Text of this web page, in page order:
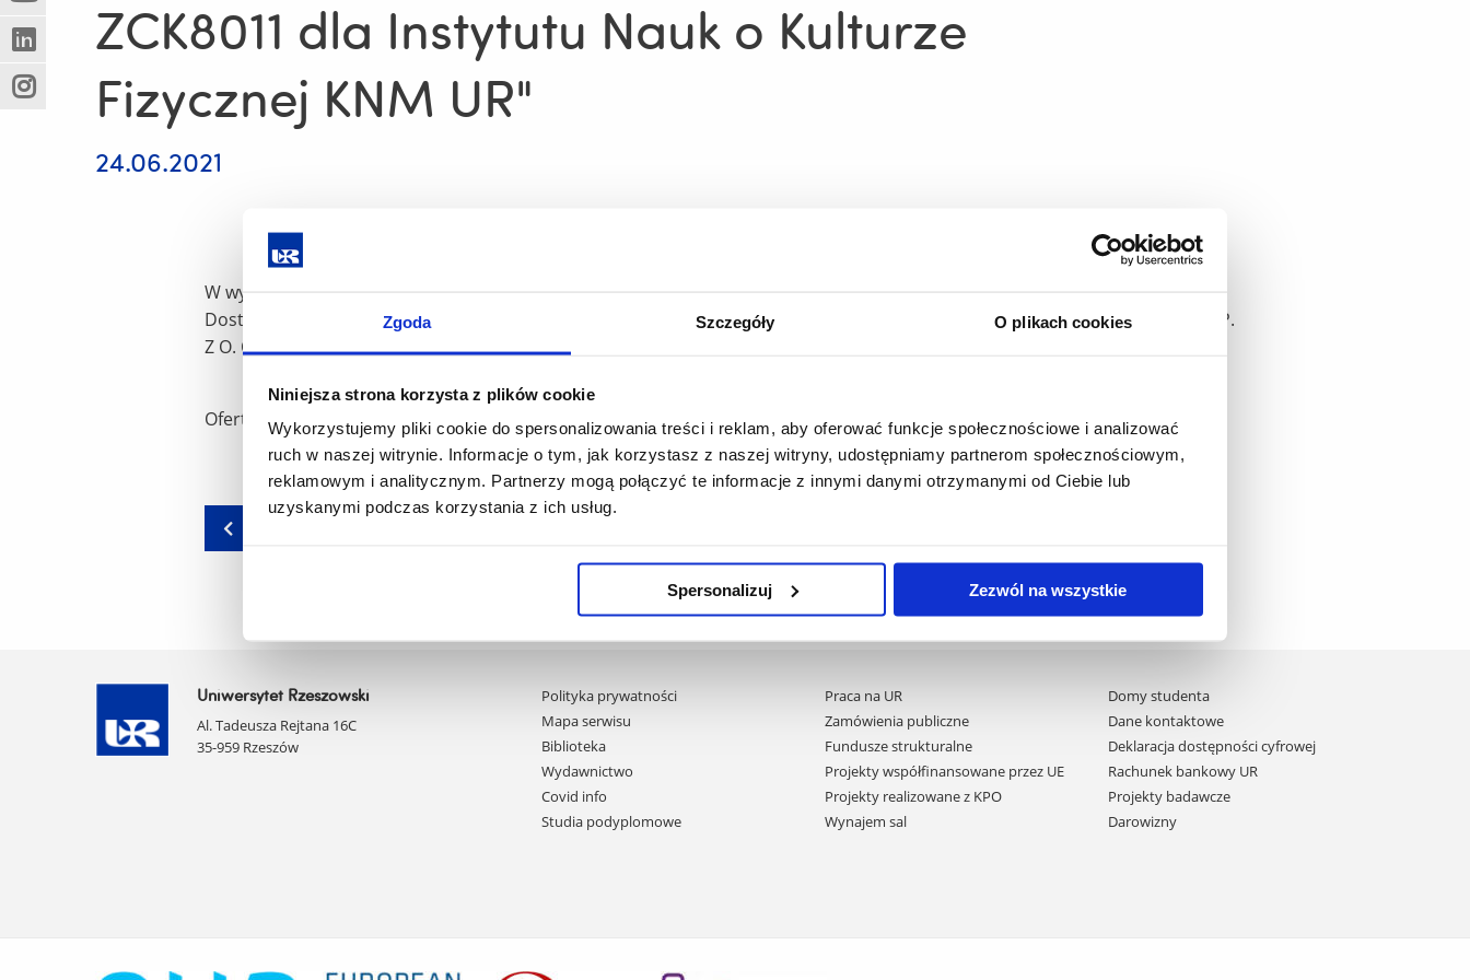
Zgoda Szczegóły O plikach cookies
Niniejsza strona korzysta z plików cookie
Wykorzystujemy pliki cookie do spersonalizowania treści i reklam, aby oferować funkcje społecznościowe i analizować
ruch w naszej witrynie. Informacje o tym, jak korzystasz z naszej witryny, udostępniamy partnerom społecznościowym,
reklamowym i analitycznym. Partnerzy mogą połączyć te informacje z innymi danymi otrzymanymi od Ciebie lub
uzyskanymi podczas korzystania z ich usług.
Spersonalizuj Zezwól na wszystkie
innej
strony)
okno)
do
innej
strony)
(Nowe
okno)
(Link
do
innej
(Nowe
(Link
ZCK8011 dla Instytutu Nauk o Kulturze
Fizycznej KNM UR"
24.06.2021
W wyniku postępowania prowadzonego na podstawie zapytania ofertowego z dnia 18.06.2021r. którego przedmiotem była: "
Dostawa czajnika elektrycznego Zelmer ZCK8011 dla Instytutu Nauk o Kulturze Fizycznej KNM UR", wybrano firmę
INLAGO SP.
Z O. O., ul. Krzyżanowskiego 6/a, 35-328 Rzeszów, NIP 813-33-31-504.
Oferta najkorzystniejsza na podstawie kryteriów oceny ofert określonych w zapytaniu ofertowym.
Uniwersytet Rzeszowski
Al. Tadeusza Rejtana 16C
35-959 Rzeszów
Pomiń
nawigację
i
przejdź
do
treści
Polityka prywatności
Mapa serwisu
Biblioteka
Wydawnictwo
Covid info
Studia podyplomowe
Praca na UR
Zamówienia publiczne
Fundusze strukturalne
Projekty współfinansowane przez UE
Projekty realizowane z KPO
Wynajem sal
Domy studenta
Dane kontaktowe
Deklaracja dostępności cyfrowej
Rachunek bankowy UR
Projekty badawcze
Darowizny